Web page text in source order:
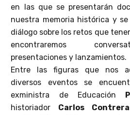
en las que se presentarán
nuestra memoria histórica y
diálogo sobre los retos que
encontraremos
presentaciones y lanzamientos.
Entre las figuras que nos
diversos eventos se
exministra de Educación
historiador Carlos